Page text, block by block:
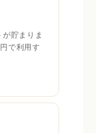
貯まりま
で利用す